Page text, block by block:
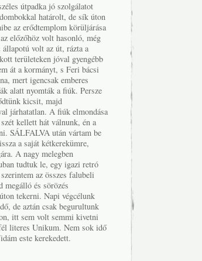
útpadka jó szolgálatot
határolt, de sík úton
az erődtemplom körüljárása
előzőhöz volt hasonló, még
volt az út, rázta a
területeken jóval gyengébb
át a kormányt, s Feri bácsi
mert igencsak emberes
alatt nyomták a fiúk. Persze
kicsit, majd
járhatatlan. A fiúk elmondása
kellett hát válnunk, én a
SÁLFALVA után vártam be
a saját kétkerekümre,
A nagy melegben
tudtuk le, egy igazi retró
az összes falubeli
és sörözés
tekerni. Napi végcélunk
de aztán csak begurultunk
itt sem volt semmi kivetni
literes Unikum. Nem sok idő
este kerekedett.